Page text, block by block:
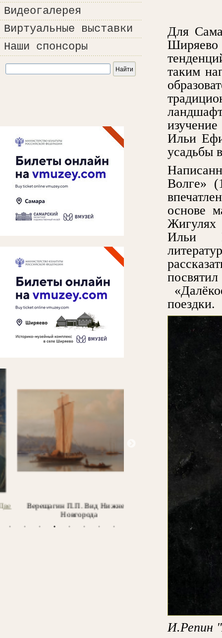
Видеогалерея
Виртуальные выставки
Наши спонсоры
Верещагин П.П. Вид Нижнего
Новгорода
Takabayashi M. У входа в
Для
таким
Ильи
усадьбы
Волге»
основе
Жигулях
Ильи
поездки.
И.Репин